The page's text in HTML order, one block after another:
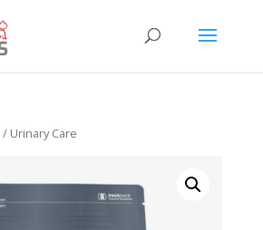
/ Urinary Care